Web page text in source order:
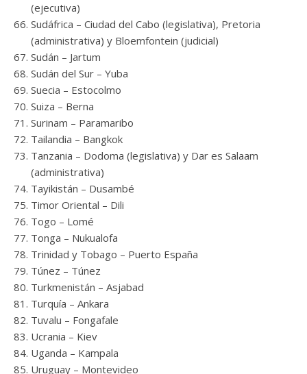
(ejecutiva)
Sudáfrica – Ciudad del Cabo (legislativa), Pretoria
(administrativa) y Bloemfontein (judicial)
Sudán – Jartum
Sudán del Sur – Yuba
Suecia – Estocolmo
Suiza – Berna
Surinam – Paramaribo
Tailandia – Bangkok
Tanzania – Dodoma (legislativa) y Dar es Salaam
(administrativa)
Tayikistán – Dusambé
Timor Oriental – Dili
Togo – Lomé
Tonga – Nukualofa
Trinidad y Tobago – Puerto España
Túnez – Túnez
Turkmenistán – Asjabad
Turquía – Ankara
Tuvalu – Fongafale
Ucrania – Kiev
Uganda – Kampala
Uruguay – Montevideo